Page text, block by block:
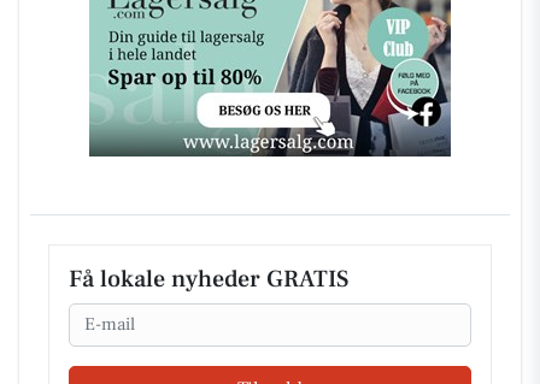
Få lokale nyheder GRATIS
Email